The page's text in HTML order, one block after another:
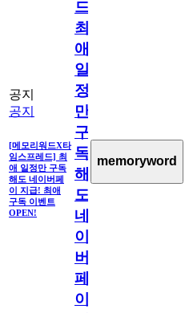
공지
공지
[메모리워드X타
임스프레드] 최
애 일정만 구독
해도 네이버페
이 지급! 최애
구독 이벤트
OPEN!
드]
최
애
일
정
만
구
독
해
도
네
이
버
페
이
memoryword